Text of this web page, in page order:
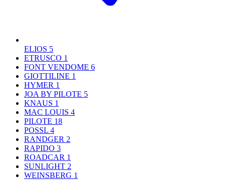
ELIOS 5
ETRUSCO 1
FONT VENDOME 6
GIOTTILINE 1
HYMER 1
JOA BY PILOTE 5
KNAUS 1
MAC LOUIS 4
PILOTE 18
POSSL 4
RANDGER 2
RAPIDO 3
ROADCAR 1
SUNLIGHT 2
WEINSBERG 1